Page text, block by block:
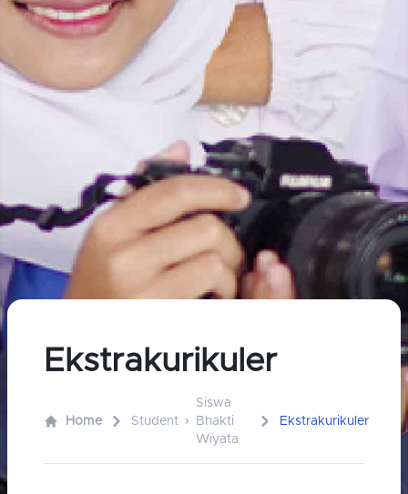
Ekstrakurikuler
Home Student
Siswa
Bhakti
Wiyata
Ekstrakurikuler